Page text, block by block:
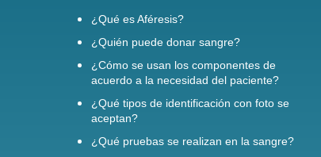
¿Qué es Aféresis?
¿Quién puede donar sangre?
¿Cómo se usan los componentes de
acuerdo a la necesidad del paciente?
¿Qué tipos de identificación con foto se
aceptan?
¿Qué pruebas se realizan en la sangre?